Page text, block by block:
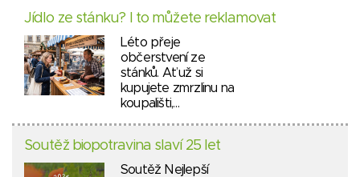
Jídlo ze stánku? I to můžete reklamovat
Léto přeje
občerstvení ze
stánků. Ať už si
kupujete zmrzlinu na
koupališti,…
Soutěž biopotravina slaví 25 let
Soutěž Nejlepší